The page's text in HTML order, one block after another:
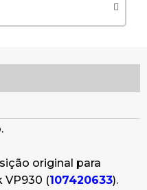
original para
VP930 (107420633).